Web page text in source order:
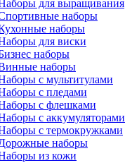
для выращивания
наборы
наборы
для виски
наборы
наборы
с мультитулами
с пледами
с флешками
с аккумуляторами
с термокружками
наборы
из кожи